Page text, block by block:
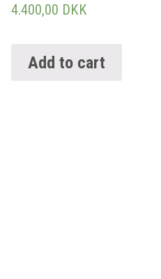
4.400,00 DKK
Add to cart